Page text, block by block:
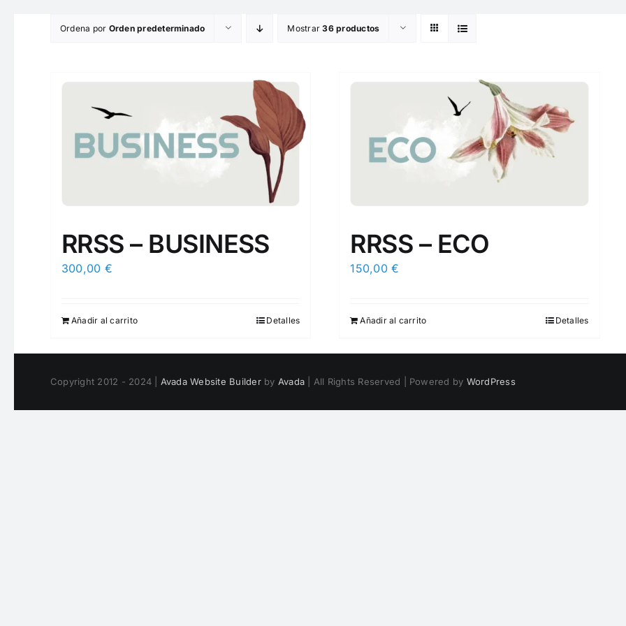
Ordena por Orden predeterminado Mostrar36 productos
RRSS – BUSINESS
300,00 €
Añadir al carrito Detalles
RRSS – ECO
150,00€
Añadir al carrito Detalles
Copyright 2012 - 2024 | Avada Website Builderby Avada| All Rights Reserved | Powered by WordPress